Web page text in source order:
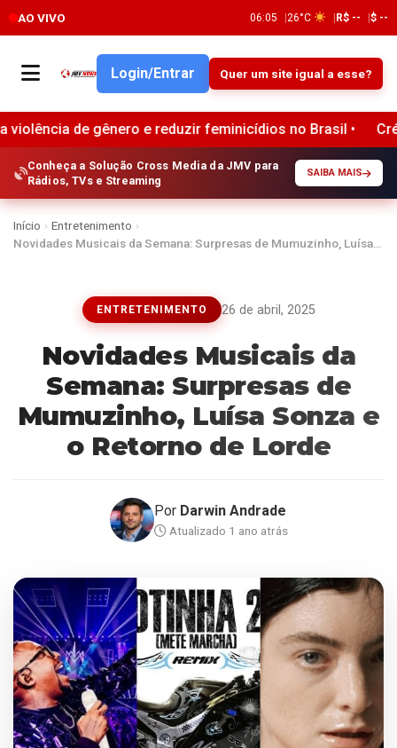
AO VIVO 06:05 26°C R$ -- $ --
Login/Entrar Quer um site igual a esse?
e reduzir feminicídios no Brasil • Crédito ao
Conheça a Solução Cross Media da JMV para
Rádios, TVs e Streaming
SAIBA MAIS
Início › Entretenimento ›
Novidades Musicais da Semana: Surpresas de Mumuzinho, Luísa…
ENTRETENIMENTO 26 de abril, 2025
Novidades Musicais da
Semana: Surpresas de
Mumuzinho, Luísa Sonza e
o Retorno de Lorde
Por Darwin Andrade
Atualizado 1 ano atrás